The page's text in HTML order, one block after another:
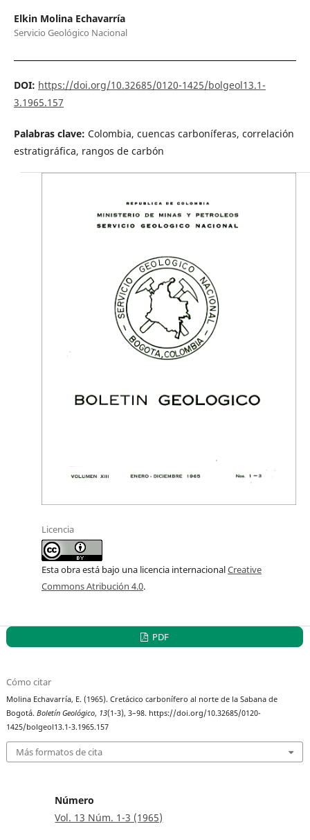
Elkin Molina Echavarría
Servicio Geológico Nacional
DOI: https://doi.org/10.32685/0120-1425/bolgeol13.1-
3.1965.157
Palabras clave: Colombia, cuencas carboníferas, correlación
estratigráfica, rangos de carbón
Licencia
Esta obra está bajo una licencia internacionalCreative
Commons Atribución 4.0.
PDF
Cómo citar
Molina Echavarría, E. (1965). Cretácico carbonífero al norte de la Sabana de
Bogotá.Boletín Geológico, 13(1-3), 3–98. https://doi.org/10.32685/0120-
1425/bolgeol13.1-3.1965.157
Más formatos de cita
Número
Vol. 13 Núm. 1-3 (1965)